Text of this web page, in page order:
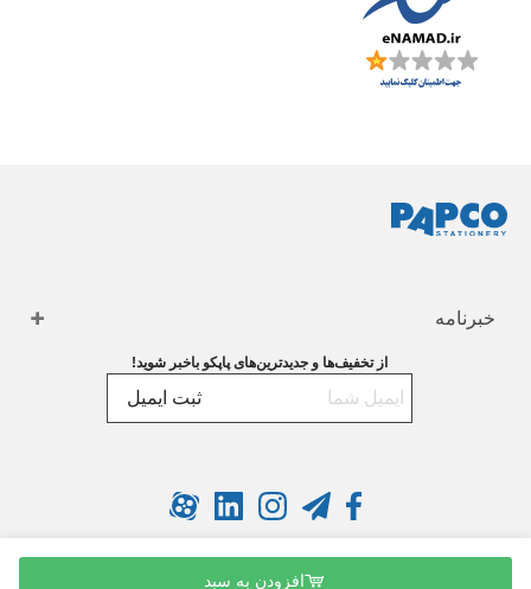
افزودن به سبد
خبرنامه
از تخفیف‌ها و جدیدترین‌های پاپکو باخبر شوید!
ثبت ایمیل